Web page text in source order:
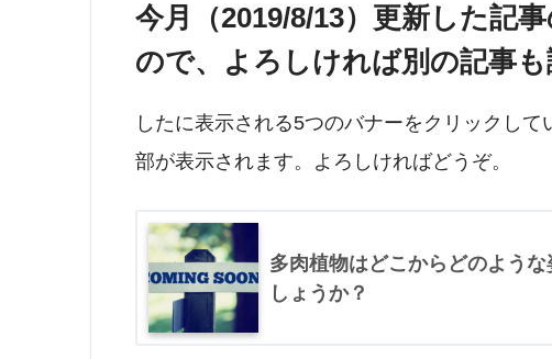
今月（2019/8/13）更新した記
ので、よろしければ別の記事も
したに表示される5つのバナーをクリックし
部が表示されます。よろしければどうぞ。
多肉植物はどこからどのよう
しょうか？